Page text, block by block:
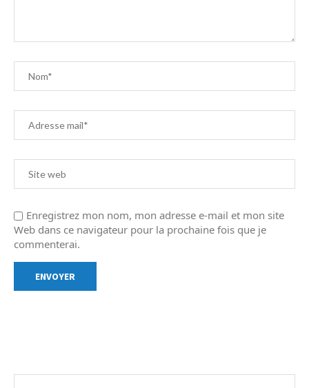
Enregistrez mon nom, mon adresse e-mail et mon site
Web dans ce navigateur pour la prochaine fois que je
commenterai.